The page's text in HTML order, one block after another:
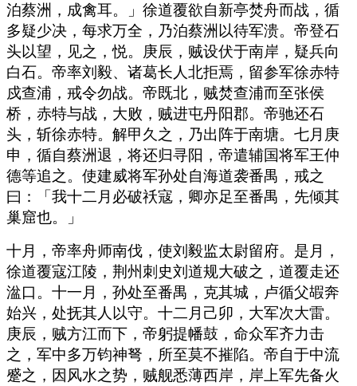
泊蔡洲，成禽耳。」徐道覆欲自新亭焚舟而战，循
多疑少决，每求万全，乃泊蔡洲以待军溃。帝登石
头以望，见之，悦。庚辰，贼设伏于南岸，疑兵向
白石。帝率刘毅、诸葛长人北拒焉，留参军徐赤特
戍查浦，戒令勿战。帝既北，贼焚查浦而至张侯
桥，赤特与战，大败，贼进屯丹阳郡。帝驰还石
头，斩徐赤特。解甲久之，乃出阵于南塘。七月庚
申，循自蔡洲退，将还归寻阳，帝遣辅国将军王仲
德等追之。使建威将军孙处自海道袭番禺，戒之
曰：「我十二月必破祅寇，卿亦足至番禺，先倾其
巢窟也。」
十月，帝率舟师南伐，使刘毅监太尉留府。是月，
徐道覆寇江陵，荆州刺史刘道规大破之，道覆走还
湓口。十一月，孙处至番禺，克其城，卢循父嘏奔
始兴，处抚其人以守。十二月己卯，大军次大雷。
庚辰，贼方江而下，帝躬提幡鼓，命众军齐力击
之，军中多万钧神弩，所至莫不摧陷。帝自于中流
蹙之，因风水之势，贼舰悉薄西岸，岸上军先备火